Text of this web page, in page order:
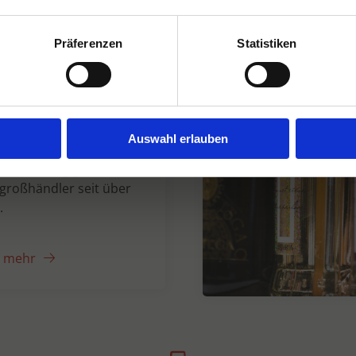
Präferenzen Statistiken
Auswahl erlauben
Dranken seit
seit über
mehr